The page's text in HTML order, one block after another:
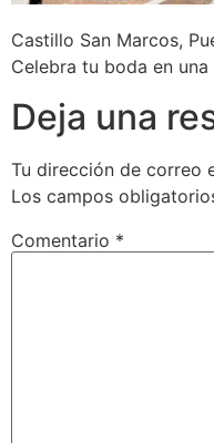
Castillo San Marcos,
Celebra tu boda en una
Deja una
Tu dirección de correo
Los campos
Comentario *